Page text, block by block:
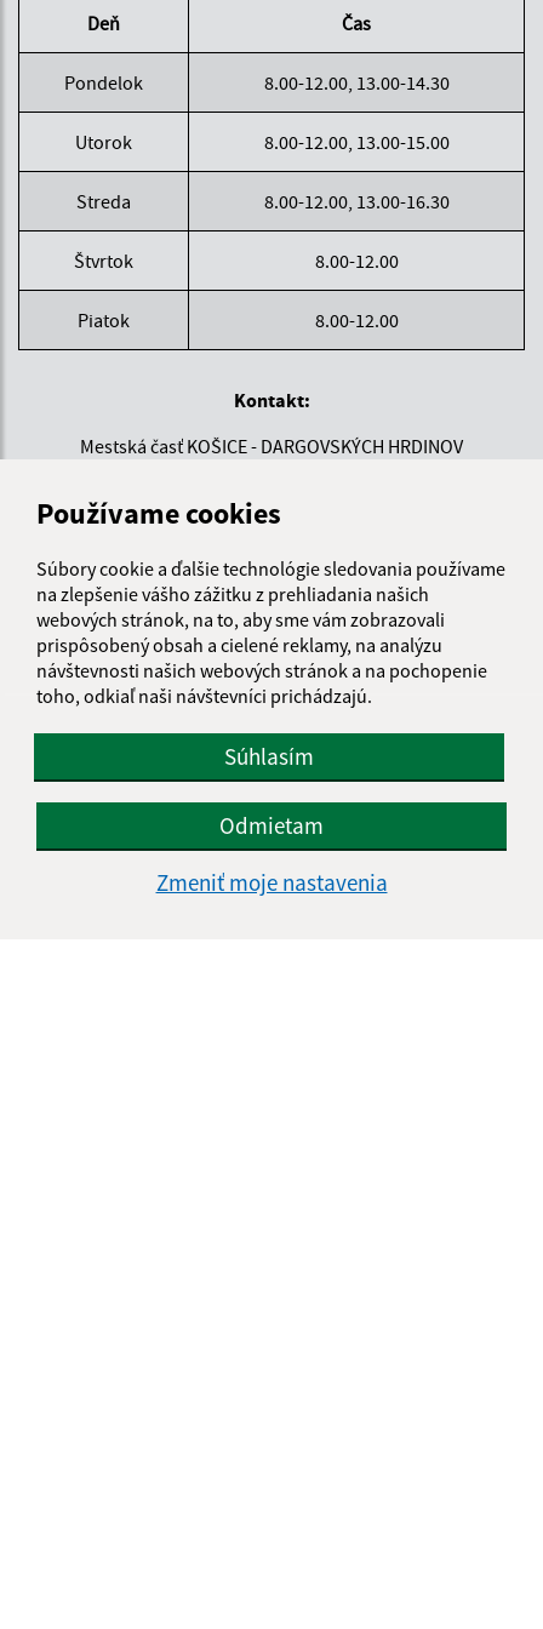
Používame cookies
Súbory cookie a ďalšie technológie sledovania používame
na zlepšenie vášho zážitku z prehliadania našich
webových stránok, na to, aby sme vám zobrazovali
prispôsobený obsah a cielené reklamy, na analýzu
návštevnosti našich webových stránok a na pochopenie
toho, odkiaľ naši návštevníci prichádzajú.
Súhlasím
Odmietam
Zmeniť moje nastavenia
Deň Čas
Pondelok 8.00-12.00, 13.00-14.30
Utorok 8.00-12.00, 13.00-15.00
Streda 8.00-12.00, 13.00-16.30
Štvrtok 8.00-12.00
Piatok 8.00-12.00
Kontakt:
Mestská časť KOŠICE - DARGOVSKÝCH HRDINOV
040 22 Košice
+421 55 300 90 01
IČO: 00690988